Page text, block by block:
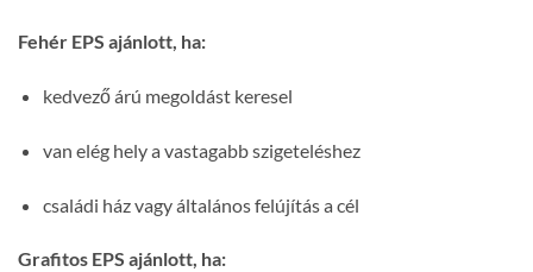
Fehér EPS ajánlott, ha:
kedvező árú megoldást keresel
van elég hely a vastagabb szigeteléshez
családi ház vagy általános felújítás a cél
Grafitos EPS ajánlott, ha: